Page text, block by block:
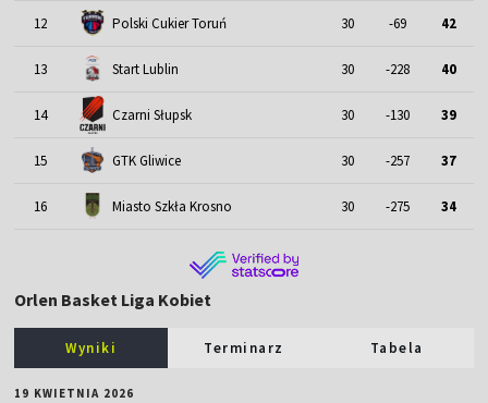
12 Polski Cukier Toruń 30 -69 42
13 Start Lublin 30 -228 40
14 Czarni Słupsk 30 -130 39
15 GTK Gliwice 30 -257 37
16 Miasto Szkła Krosno 30 -275 34
Orlen Basket Liga Kobiet
Wyniki Terminarz Tabela
19 KWIETNIA 2026